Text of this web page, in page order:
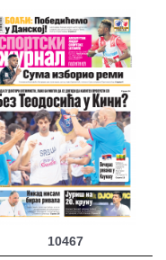
10467